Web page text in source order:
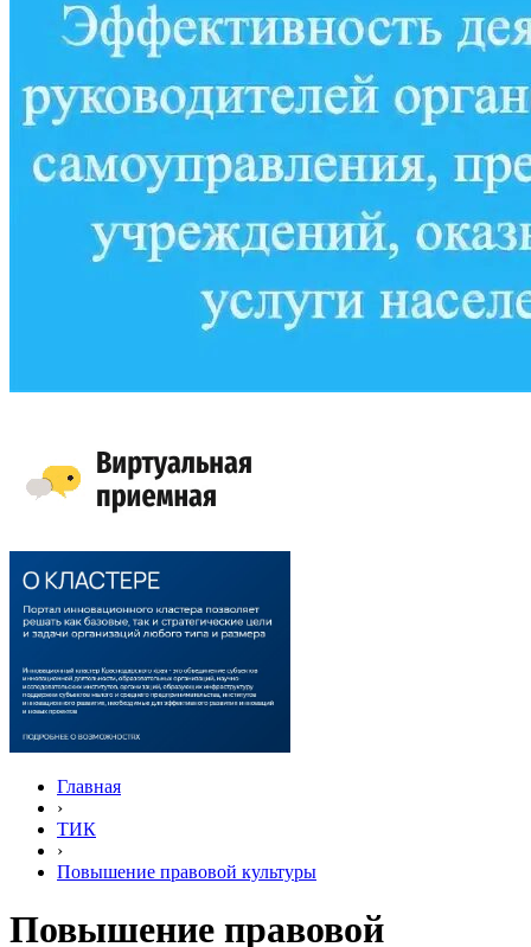
Главная
›
ТИК
›
Повышение правовой культуры
Повышение правовой